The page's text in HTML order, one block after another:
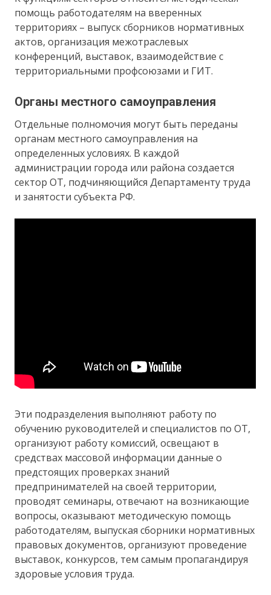
помощь работодателям на вверенных
территориях – выпуск сборников нормативных
актов, организация межотраслевых
конференций, выставок, взаимодействие с
территориальными профсоюзами и ГИТ.
Органы местного самоуправления
Отдельные полномочия могут быть переданы
органам местного самоуправления на
определенных условиях. В каждой
администрации города или района создается
сектор ОТ, подчиняющийся Департаменту труда
и занятости субъекта РФ.
Эти подразделения выполняют работу по
обучению руководителей и специалистов по ОТ,
организуют работу комиссий, освещают в
средствах массовой информации данные о
предстоящих проверках знаний
предпринимателей на своей территории,
проводят семинары, отвечают на возникающие
вопросы, оказывают методическую помощь
работодателям, выпуская сборники нормативных
правовых документов, организуют проведение
выставок, конкурсов, тем самым пропагандируя
здоровые условия труда.